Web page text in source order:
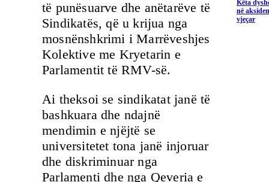
të punësuarve dhe anëtarëve të
Sindikatës, që u krijua nga
mosnënshkrimi i Marrëveshjes
Kolektive me Kryetarin e
Parlamentit të RMV-së.
Ai theksoi se sindikatat janë të
bashkuara dhe ndajnë
mendimin e njëjtë se
universitetet tona janë injoruar
dhe diskriminuar nga
Parlamenti dhe nga Qeveria e
Këta
në
vjeçar